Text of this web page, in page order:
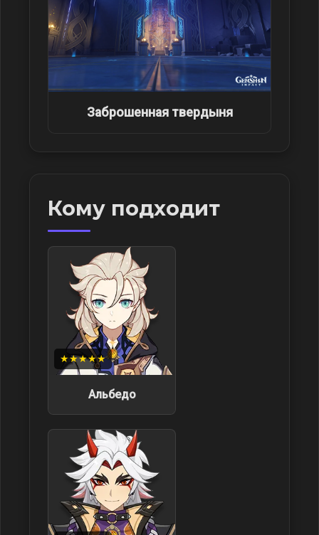
Заброшенная твердыня
Кому подходит
★★★★★
Альбедо